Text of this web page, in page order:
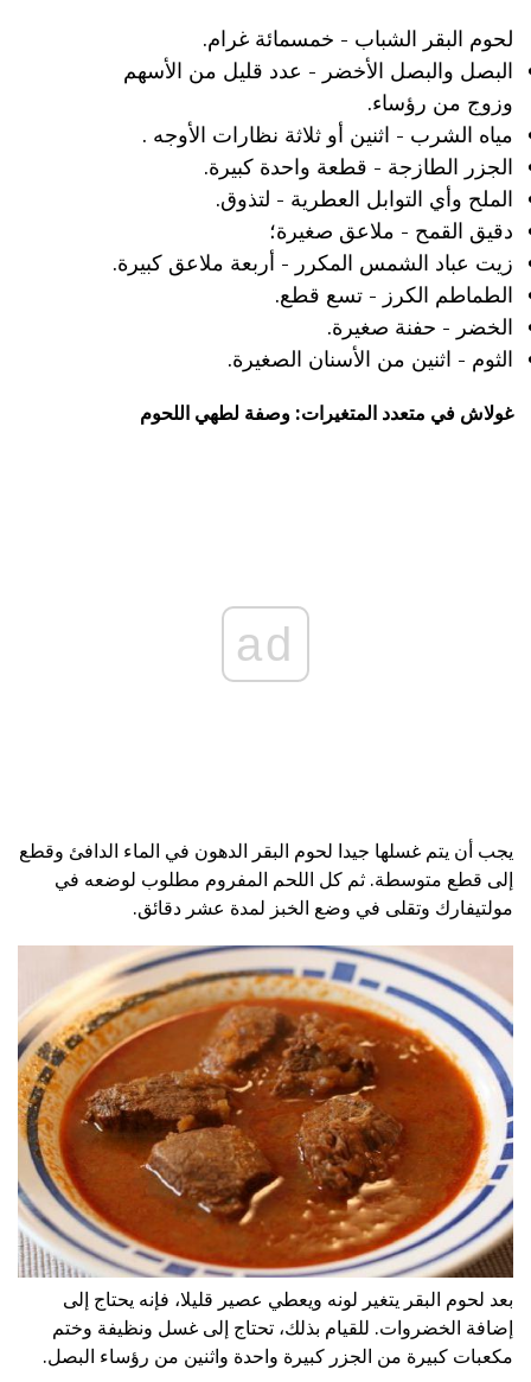
لحوم البقر الشباب - خمسمائة غرام.
البصل والبصل الأخضر - عدد قليل من الأسهم
وزوج من رؤساء.
مياه الشرب - اثنين أو ثلاثة نظارات الأوجه .
الجزر الطازجة - قطعة واحدة كبيرة.
الملح وأي التوابل العطرية - لتذوق.
دقيق القمح - ملاعق صغيرة؛
زيت عباد الشمس المكرر - أربعة ملاعق كبيرة.
الطماطم الكرز - تسع قطع.
الخضر - حفنة صغيرة.
الثوم - اثنين من الأسنان الصغيرة.
غولاش في متعدد المتغيرات: وصفة لطهي اللحوم
ad
يجب أن يتم غسلها جيدا لحوم البقر الدهون في الماء الدافئ وقطع
إلى قطع متوسطة. ثم كل اللحم المفروم مطلوب لوضعه في
مولتيفارك وتقلى في وضع الخبز لمدة عشر دقائق.
بعد لحوم البقر يتغير لونه ويعطي عصير قليلا، فإنه يحتاج إلى
إضافة الخضروات. للقيام بذلك، تحتاج إلى غسل ونظيفة وختم
مكعبات كبيرة من الجزر كبيرة واحدة واثنين من رؤساء البصل.